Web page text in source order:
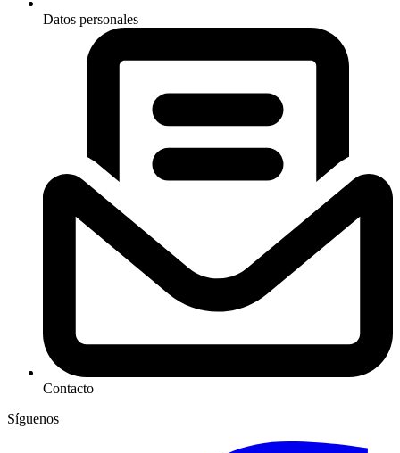
Datos personales
Contacto
Síguenos